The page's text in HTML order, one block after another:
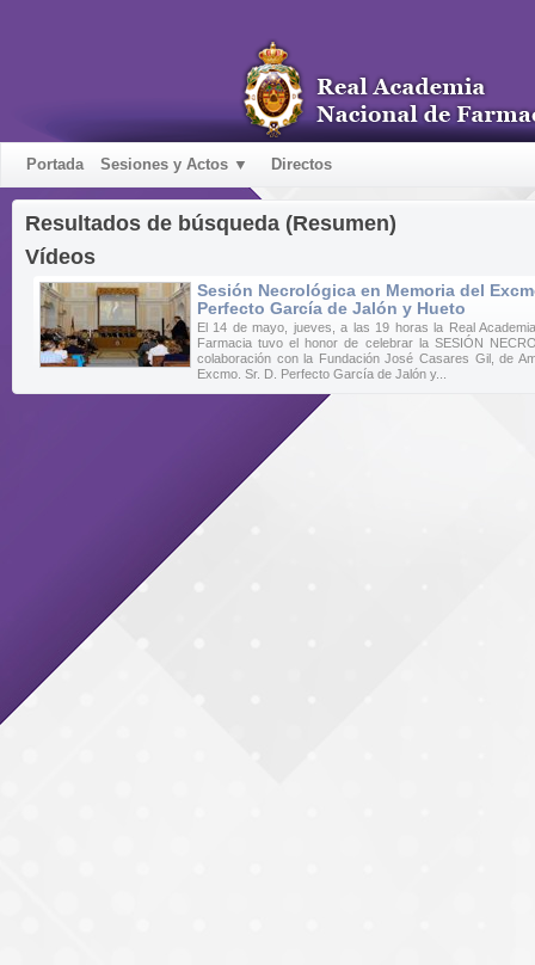
Portada Sesiones y Actos ▼ Directos
Resultados de búsqueda (Resumen)
Vídeos
Sesión Necrológica en Memoria del
Perfecto García de Jalón y Hueto
El 14 de mayo, jueves, a las 19 horas la Real
Farmacia tuvo el honor de celebrar la SESIÓN
colaboración con la Fundación José Casares Gil, de
Excmo. Sr. D. Perfecto García de Jalón y...